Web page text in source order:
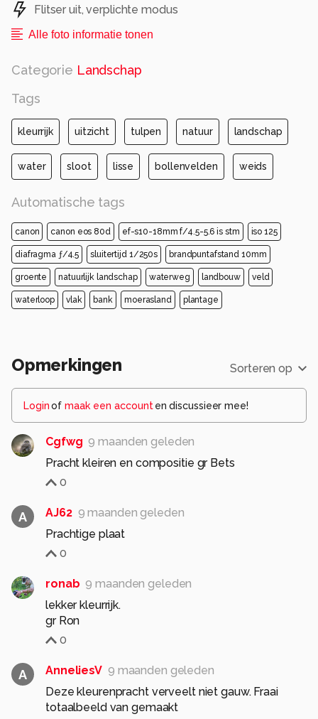
Flitser uit, verplichte modus
Alle foto informatie tonen
Categorie Landschap
Tags
kleurrijk uitzicht tulpen natuur landschap
water sloot lisse bollenvelden weids
Automatische tags
canon canon eos 80d ef-s10-18mm f/4.5-5.6 is stm iso 125
diafragma ƒ/4.5 sluitertijd 1/250s brandpuntafstand 10mm
groente natuurlijk landschap waterweg landbouw veld
waterloop vlak bank moerasland plantage
Opmerkingen Sorteren op
Loginof maak een account en discussieer mee!
Cgfwg 9 maanden geleden
Pracht kleiren en compositie gr Bets
0
A AJ62 9 maanden geleden
Prachtige plaat
0
ronab 9 maanden geleden
lekker kleurrijk.
gr Ron
0
A AnneliesV 9 maanden geleden
Deze kleurenpracht verveelt niet gauw. Fraai
totaalbeeld van gemaakt